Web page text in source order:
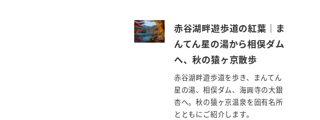
赤谷湖畔遊歩道の紅葉｜ま
んてん星の湯から相俣ダム
へ、秋の猿ヶ京散歩
赤谷湖畔遊歩道を歩き、まんてん
星の湯、相俣ダム、海圓寺の大銀
杏へ。秋の猿ヶ京温泉を固有名所
とともにご紹介します。